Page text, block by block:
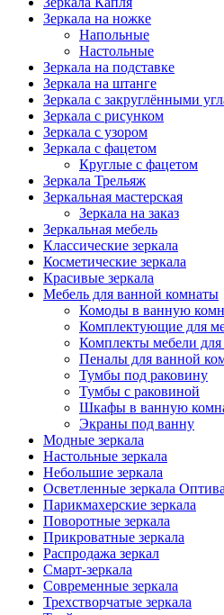
Зеркала на ножке
Напольные
Настольные
Зеркала на подставке
Зеркала на штанге
Зеркала с закруглёнными
Зеркала с рисунком
Зеркала с узором
Зеркала с фацетом
Круглые с фацетом
Зеркала Трельяж
Зеркальная мастерская
Зеркала на заказ
Зеркальная мебель
Классические зеркала
Косметические зеркала
Красивые зеркала
Мебель для ванной комнаты
Комоды в ванную
Комплектующие для
Комплекты мебели для
Пеналы для ванной
Тумбы под раковину
Тумбы с раковиной
Шкафы в ванную
Экраны под ванну
Модные зеркала
Настольные зеркала
Небольшие зеркала
Осветленные зеркала
Парикмахерские зеркала
Поворотные зеркала
Прикроватные зеркала
Распродажа зеркал
Смарт-зеркала
Современные зеркала
Трехстворчатые зеркала